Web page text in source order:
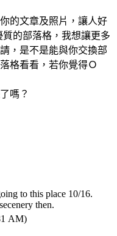
的文章及照片，讓人好
的部落格，我想讓更多
，是不是能與你交換部
格看看，若你覺得Ｏ
嗎？
to this place 10/16.
then.
AM)